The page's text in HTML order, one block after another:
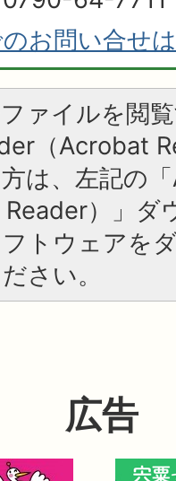
お問い合せ
ァイルを閲
（Acrobat
は、左記の
）」ダ
トウェアを
さい。
広告